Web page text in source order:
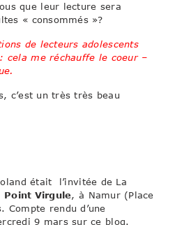
que leur lecture sera
« consommés »?
de lecteurs adolescents
cela me réchauffe le coeur –
c’est un très très beau
était l’invitée de La
Point Virgule, à Namur (Place
rendu d’une
9 mars sur ce blog.